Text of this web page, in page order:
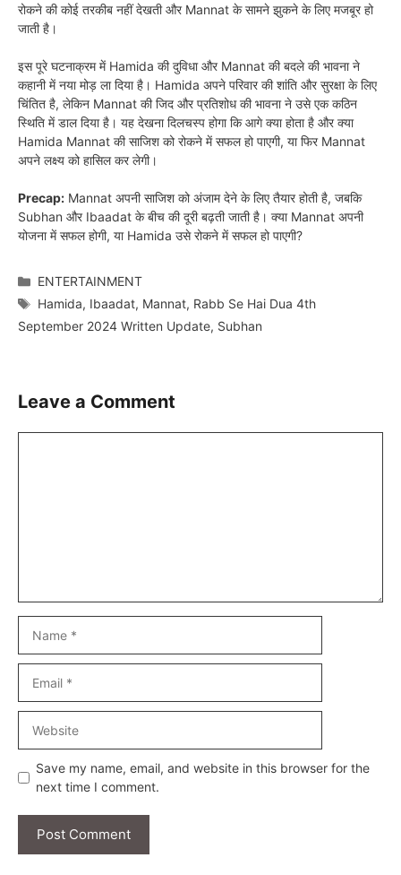
रोकने की कोई तरकीब नहीं देखती और Mannat के सामने झुकने के लिए मजबूर हो
जाती है।
इस पूरे घटनाक्रम में Hamida की दुविधा और Mannat की बदले की भावना ने
कहानी में नया मोड़ ला दिया है। Hamida अपने परिवार की शांति और सुरक्षा के लिए
चिंतित है, लेकिन Mannat की जिद और प्रतिशोध की भावना ने उसे एक कठिन
स्थिति में डाल दिया है। यह देखना दिलचस्प होगा कि आगे क्या होता है और क्या
Hamida Mannat की साजिश को रोकने में सफल हो पाएगी, या फिर Mannat
अपने लक्ष्य को हासिल कर लेगी।
Precap: Mannat अपनी साजिश को अंजाम देने के लिए तैयार होती है, जबकि
Subhan और Ibaadat के बीच की दूरी बढ़ती जाती है। क्या Mannat अपनी
योजना में सफल होगी, या Hamida उसे रोकने में सफल हो पाएगी?
Categories
ENTERTAINMENT
Tags
Hamida, Ibaadat, Mannat, Rabb Se Hai Dua 4th
September 2024 Written Update, Subhan
Leave a Comment
Save my name, email, and website in this browser for the
next time I comment.